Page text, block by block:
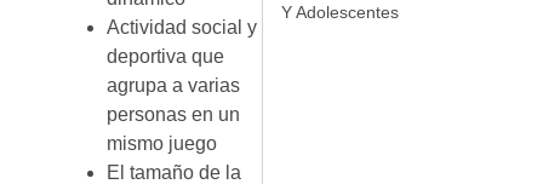
Actividad social y
deportiva que
agrupa a varias
personas en un
mismo juego
El tamaño de la
Y Adolescentes